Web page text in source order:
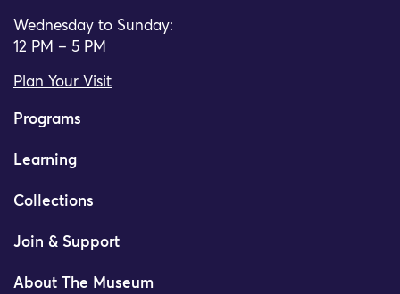
Wednesday to Sunday:
12 PM – 5 PM
Plan Your Visit
Programs
Learning
Collections
Join & Support
About The Museum